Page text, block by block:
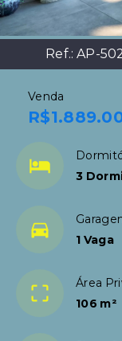
Ref.: AP-
Venda
3
1 Vaga
Área
106 m²